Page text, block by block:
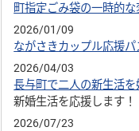
町指定ごみ袋の一時的
2026/01/09
ながさきカップル応援
2026/04/03
長与町で二人の新生活
新婚生活を応援します！
2026/07/23